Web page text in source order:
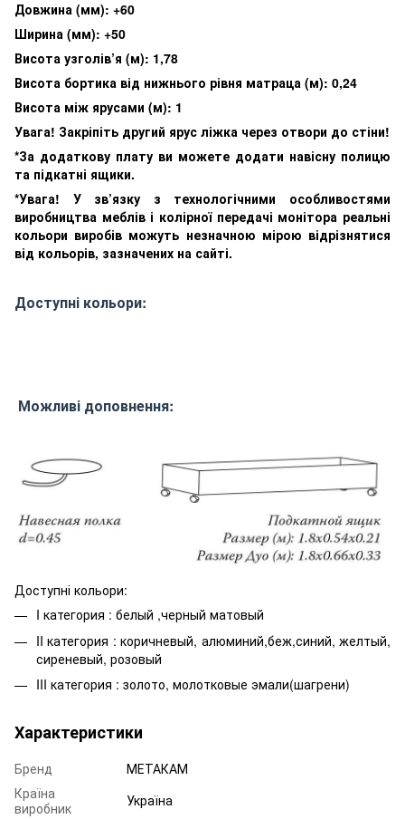
Довжина (мм): +60
Ширина (мм): +50
Висота узголів’я (м): 1,78
Висота бортика від нижнього рівня матраца (м): 0,24
Висота між ярусами (м): 1
Увага! Закріпіть другий ярус ліжка через отвори до стіни!
*За додаткову плату ви можете додати навісну полицю
та підкатні ящики.
*Увага! У зв’язку з технологічними особливостями
виробництва меблів і колірної передачі монітора реальні
кольори виробів можуть незначною мірою відрізнятися
від кольорів, зазначених на сайті.
Доступні кольори:
Можливі доповнення:
Доступні кольори:
I категория : белый ,черный матовый
II категория : коричневый, алюминий,беж,синий, желтый,
сиреневый, розовый
III категория : золото, молотковые эмали(шагрени)
Характеристики
Бренд
МЕТАКАМ
Країна
виробник
Україна